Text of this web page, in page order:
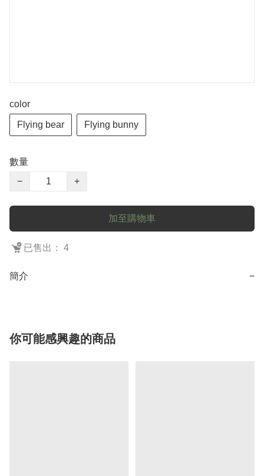
color
Flying bear Flying bunny
數量
−
+
加至購物車
已售出： 4
簡介 −
你可能感興趣的商品